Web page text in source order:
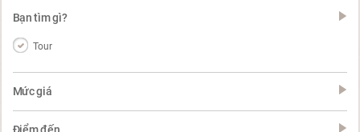
Bạn tìm gì?
Tour
Mức giá